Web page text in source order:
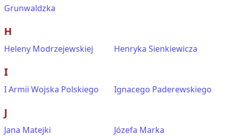
Grunwaldzka
H
Heleny Modrzejewskiej Henryka Sienkiewicza
I
I Armii Wojska Polskiego Ignacego Paderewskiego
J
Jana Matejki
Józefa Marka